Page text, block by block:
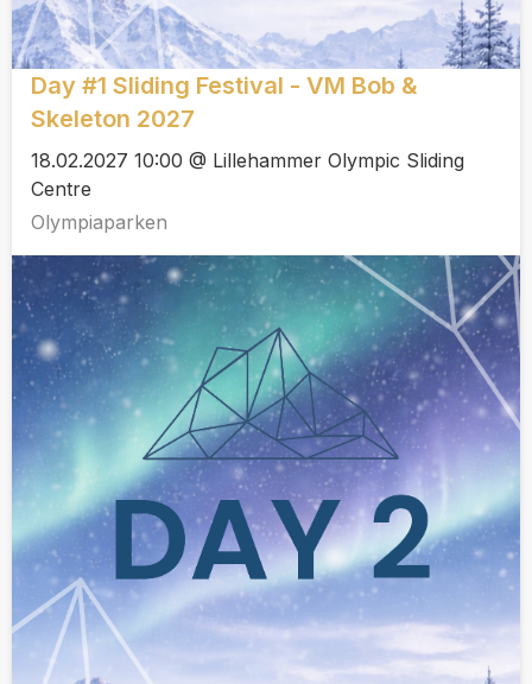
Day #1 Sliding Festival - VM Bob &
Skeleton 2027
18.02.2027 10:00 @ Lillehammer Olympic Sliding
Centre
Olympiaparken